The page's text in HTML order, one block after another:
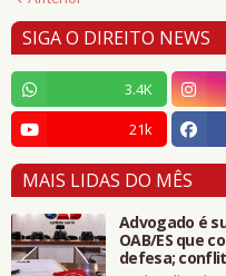
SIGA O DIREITO NEWS
3.4K
21k
MAIS LIDAS DO MÊS
Advogado é
OAB/ES que
defesa;